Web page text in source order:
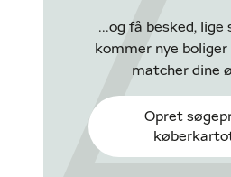
...og få besked, lige
kommer nye
matcher dine
Opret